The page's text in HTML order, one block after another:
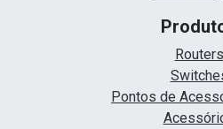
Routers
Pontos de